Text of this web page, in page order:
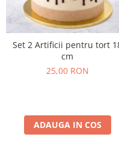
Set 2 Artificii pentru tort
cm
25,00 RON
ADAUGA IN COS